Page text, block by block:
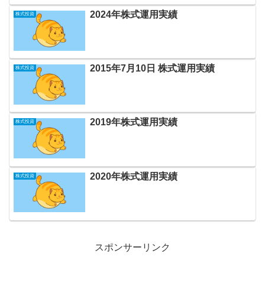
株式投資 2024年株式運用実績
株式投資 2015年7月10日 株式運用実績
株式投資 2019年株式運用実績
株式投資 2020年株式運用実績
スポンサーリンク